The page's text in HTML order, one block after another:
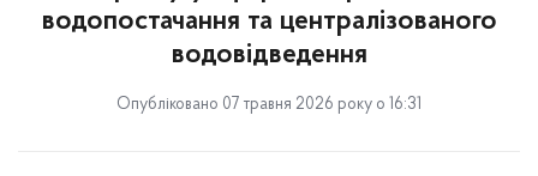
водопостачання та централізованого
водовідведення
Опубліковано 07 травня 2026 року о 16:31